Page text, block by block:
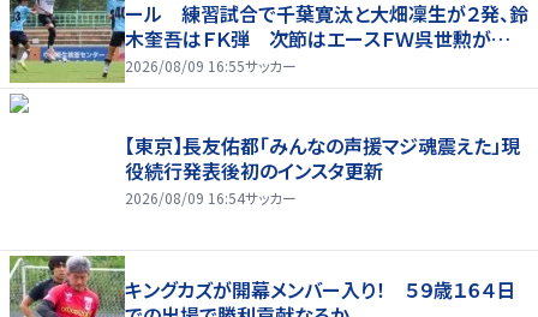
ール 練習試合で千葉寛汰と大畑凜生が２発、鈴
木奎吾はＦＫ弾 次節はエースＦＷ呉世勲が出
場停止
2026/08/09 16:55サッカー
【東京】長友佑都「みんなの声援マジ魂震えた」現
役続行発表後初のインスタ更新
2026/08/09 16:54サッカー
キングカズが開幕メンバー入り！ ５９歳１６４日